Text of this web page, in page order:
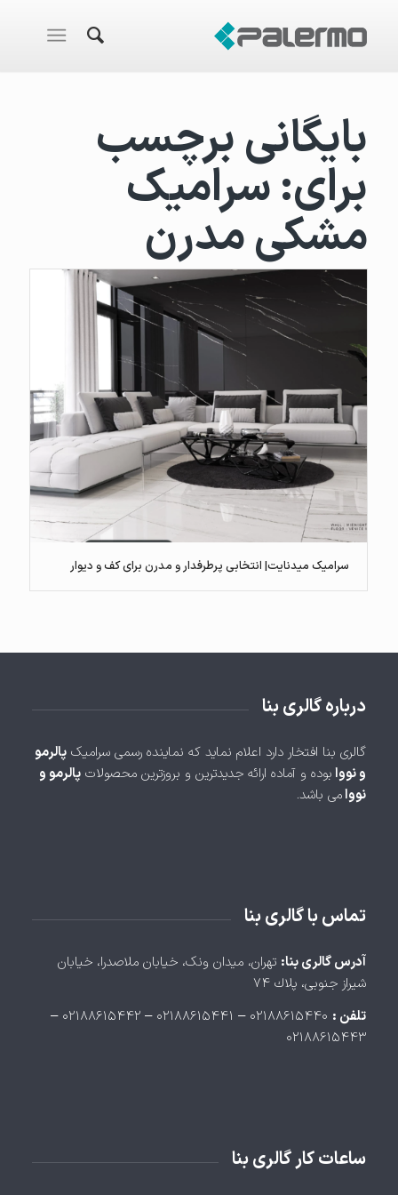
بایگانی برچسب
برای:سرامیک
مشکی مدرن
سرامیک میدنایت| انتخابی پرطرفدار و مدرن برای کف و دیوار
درباره گالری بنا
گالری بنا افتخار دارد اعلام نماید که نماینده رسمی سرامیک پالرمو
و نووابوده و آماده ارائه جدیدترین و بروزترین محصولات پالرمو و
نووامی باشد.
تماس با گالری بنا
آدرس گالری بنا: تهران، ميدان ونک، خيابان ملاصدرا، خيابان
شيراز جنوبی، پلاك ۷۴
تلفن :
۰۲۱۸۸۶۱۵۴۴۰ – ۰۲۱۸۸۶۱۵۴۴۱ – ۰۲۱۸۸۶۱۵۴۴۲ –
۰۲۱۸۸۶۱۵۴۴۳
ساعات کار گالری بنا